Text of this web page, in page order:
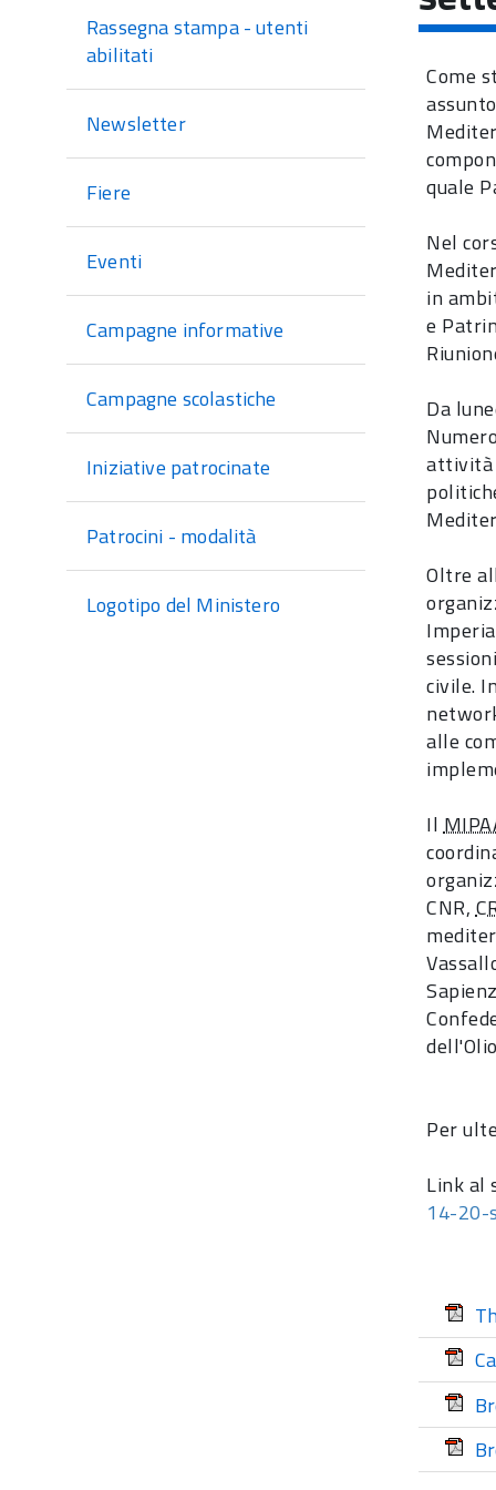
sezione
Rassegna stampa - utenti
abilitati
Newsletter
Fiere
Eventi
Campagne informative
Campagne scolastiche
Iniziative patrocinate
Patrocini - modalità
Logotipo del Ministero
Come
quale
Nel
in
e
Da
attività
Oltre
civile.
alle
Il
CNR,
Per
Link al
14-20-